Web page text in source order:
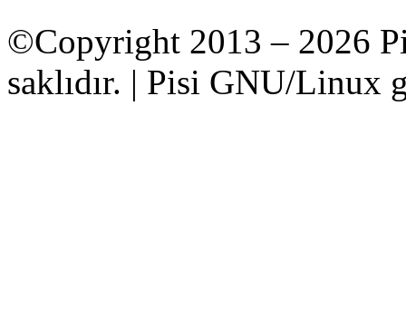
©Copyright 2013 – 2026
saklıdır. | Pisi GNU/Linux